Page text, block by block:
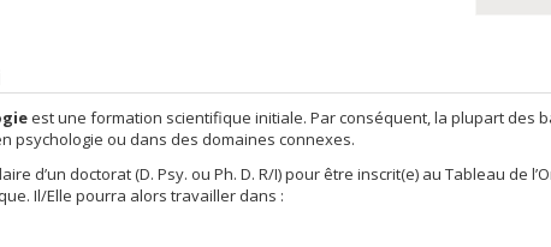
est une formation scientifique initiale. Par conséquent, la plupart des
psychologie ou dans des domaines connexes.
d’un doctorat (D. Psy. ou Ph. D. R/I) pour être inscrit(e) au Tableau de
Il/Elle pourra alors travailler dans :